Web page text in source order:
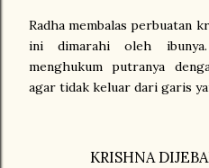
Radha membalas perbuatan
ini dimarahi oleh
menghukum putranya
agar tidak keluar dari garis
KRISHNA